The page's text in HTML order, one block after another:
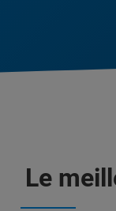
Le